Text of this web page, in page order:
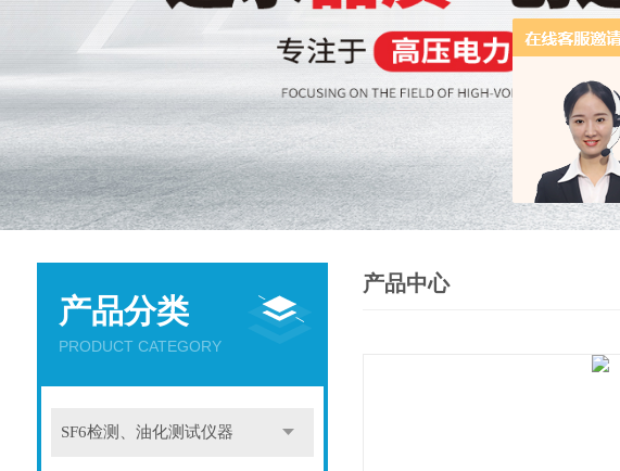
产品分类
PRODUCT CATEGORY
SF6检测、油化测试仪器
产品中心